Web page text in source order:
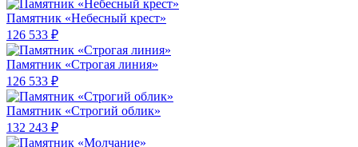
Памятник «Небесный крест»
126 533 ₽
Памятник «Строгая линия»
126 533 ₽
Памятник «Строгий облик»
132 243 ₽